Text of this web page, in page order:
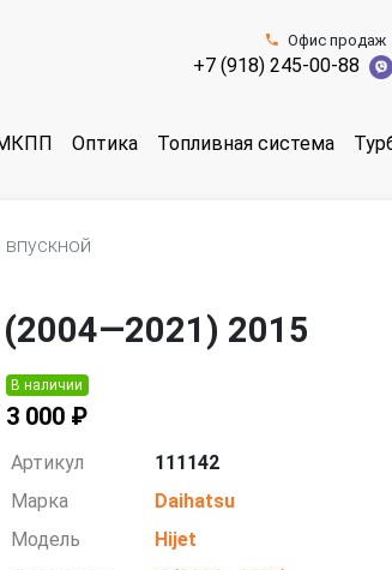
Офис продаж
+7 (918) 245-00-88
Оптика Топливная система
впускной
2015
В наличии
3 000 ₽
Артикул
111142
Марка
Daihatsu
Модель
Hijet